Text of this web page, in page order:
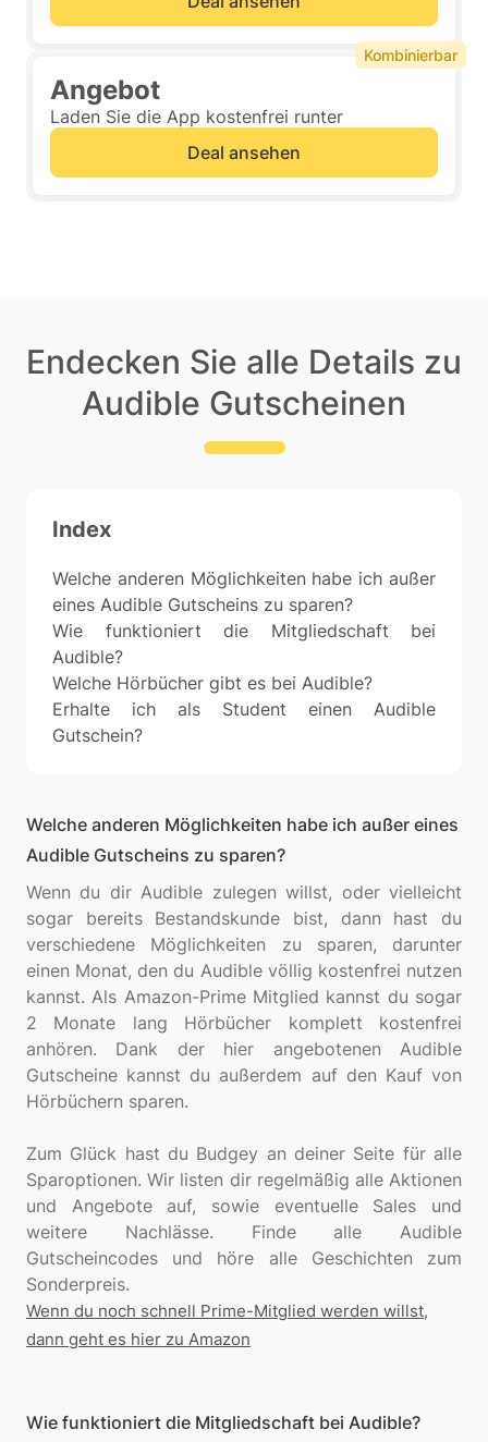
Angebot
Laden Sie die App kostenfrei runter
Deal ansehen
Kombinierbar
Endecken Sie alle Details zu
Audible Gutscheinen
Index
Welche anderen Möglichkeiten habe ich außer
eines Audible Gutscheins zu sparen?
Wie funktioniert die Mitgliedschaft bei
Audible?
Welche Hörbücher gibt es bei Audible?
Erhalte ich als Student einen Audible
Gutschein?
Welche anderen Möglichkeiten habe ich außer eines
Audible Gutscheins zu sparen?
Wenn du dir Audible zulegen willst, oder vielleicht
sogar bereits Bestandskunde bist, dann hast du
verschiedene Möglichkeiten zu sparen, darunter
einen Monat, den du Audible völlig kostenfrei nutzen
kannst. Als Amazon-Prime Mitglied kannst du sogar
2 Monate lang Hörbücher komplett kostenfrei
anhören. Dank der hier angebotenen Audible
Gutscheine kannst du außerdem auf den Kauf von
Hörbüchern sparen.
Zum Glück hast du Budgey an deiner Seite für alle
Sparoptionen. Wir listen dir regelmäßig alle Aktionen
und Angebote auf, sowie eventuelle Sales und
weitere Nachlässe. Finde alle Audible
Gutscheincodes und höre alle Geschichten zum
Wenn du noch schnell Prime-Mitglied werden willst,
dann geht es hier zu Amazon
Wie funktioniert die Mitgliedschaft bei Audible?